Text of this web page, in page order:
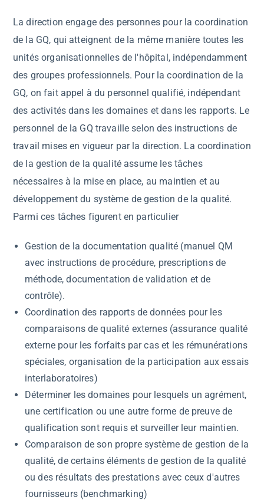
La direction engage des personnes pour la coordination
de la GQ, qui atteignent de la même manière toutes les
unités organisationnelles de l'hôpital, indépendamment
des groupes professionnels. Pour la coordination de la
GQ, on fait appel à du personnel qualifié, indépendant
des activités dans les domaines et dans les rapports. Le
personnel de la GQ travaille selon des instructions de
travail mises en vigueur par la direction. La coordination
de la gestion de la qualité assume les tâches
nécessaires à la mise en place, au maintien et au
développement du système de gestion de la qualité.
Parmi ces tâches figurent en particulier
Gestion de la documentation qualité (manuel QM
avec instructions de procédure, prescriptions de
méthode, documentation de validation et de
contrôle).
Coordination des rapports de données pour les
comparaisons de qualité externes (assurance qualité
externe pour les forfaits par cas et les rémunérations
spéciales, organisation de la participation aux essais
interlaboratoires)
Déterminer les domaines pour lesquels un agrément,
une certification ou une autre forme de preuve de
qualification sont requis et surveiller leur maintien.
Comparaison de son propre système de gestion de la
qualité, de certains éléments de gestion de la qualité
ou des résultats des prestations avec ceux d'autres
fournisseurs (benchmarking)